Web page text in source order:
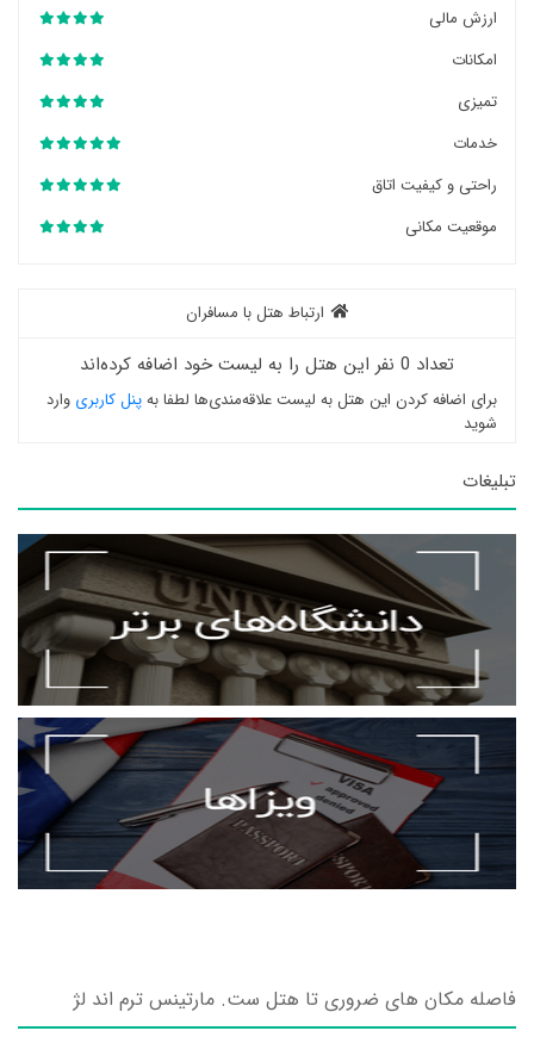
ارزش مالی
امکانات
تمیزی
خدمات
راحتی و کیفیت اتاق
موقعیت مکانی
ارتباط هتل با مسافران
تعداد 0 نفر این هتل را به لیست خود اضافه کرده‌اند
برای اضافه کردن این هتل به لیست علاقه‌مندی‌ها لطفا بهپنل کاربری وارد
شوید
تبلیغات
فاصله مکان های ضروری تا هتل ست. مارتینس ترم اند لژ